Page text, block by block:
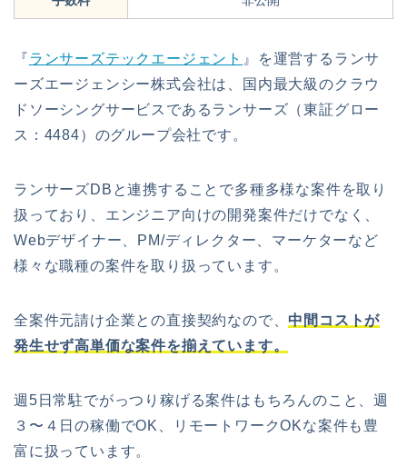
『ランサーズテックエージェント 』を運営するランサ
ーズエージェンシー株式会社は、国内最大級のクラウ
ドソーシングサービスであるランサーズ（東証グロー
ス：4484）のグループ会社です。
ランサーズDBと連携することで多種多様な案件を取り
扱っており、エンジニア向けの開発案件だけでなく、
Webデザイナー、PM/ディレクター、マーケターなど
様々な職種の案件を取り扱っています。
全案件元請け企業との直接契約なので、 中間コストが
発生せず高単価な案件を揃えています。
週5日常駐でがっつり稼げる案件はもちろんのこと、週
３〜４日の稼働でOK、リモートワークOKな案件も豊
富に扱っています。